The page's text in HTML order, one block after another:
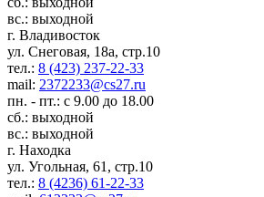
вс.: выходной
г. Владивосток
ул. Снеговая, 18а, стр.10
тел.: 8 (423) 237-22-33
mail: 2372233@cs27.ru
пн. - пт.: с 9.00 до 18.00
сб.: выходной
вс.: выходной
г. Находка
ул. Угольная, 61, стр.10
тел.: 8 (4236) 61-22-33